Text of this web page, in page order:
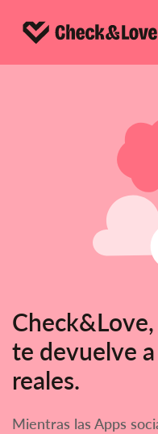
te devuelve
reales.
Mientras las Apps